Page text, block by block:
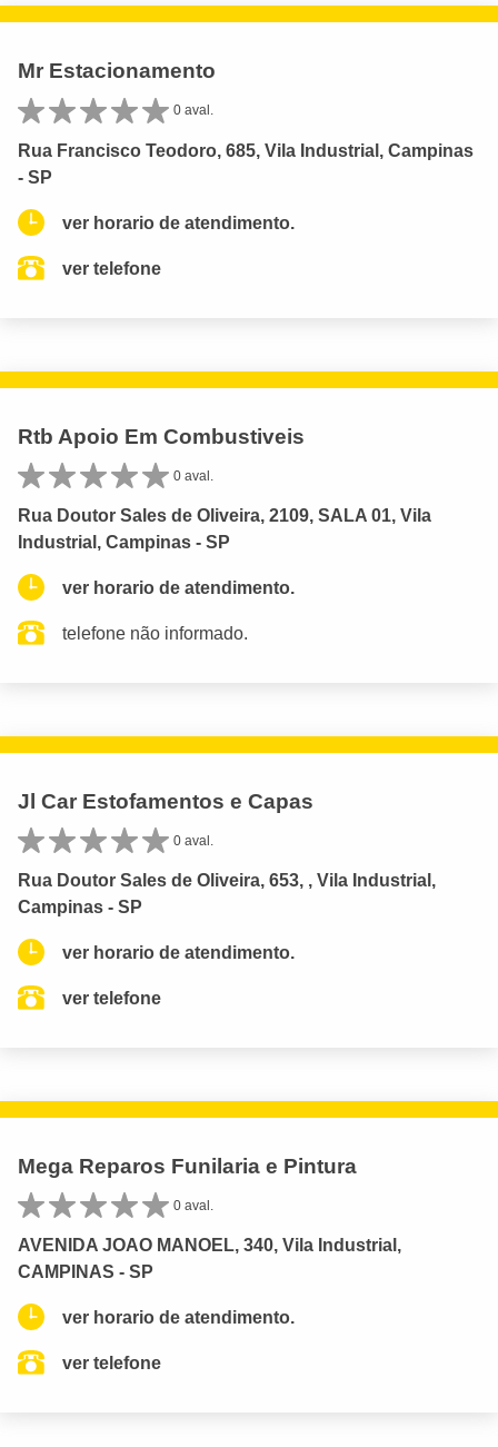
Mr Estacionamento
0 aval.
Rua Francisco Teodoro, 685, Vila Industrial, Campinas
- SP
ver horario de atendimento.
ver telefone
Rtb Apoio Em Combustiveis
0 aval.
Rua Doutor Sales de Oliveira, 2109, SALA 01, Vila
Industrial, Campinas - SP
ver horario de atendimento.
telefone não informado.
Jl Car Estofamentos e Capas
0 aval.
Rua Doutor Sales de Oliveira, 653, , Vila Industrial,
Campinas - SP
ver horario de atendimento.
ver telefone
Mega Reparos Funilaria e Pintura
0 aval.
AVENIDA JOAO MANOEL, 340, Vila Industrial,
CAMPINAS - SP
ver horario de atendimento.
ver telefone